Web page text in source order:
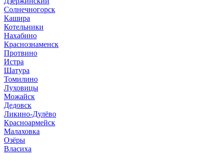
Солнечногорск
Кашира
Котельники
Нахабино
Краснознаменск
Протвино
Истра
Шатура
Томилино
Луховицы
Можайск
Дедовск
Ликино-Дулёво
Красноармейск
Малаховка
Озёры
Власиха